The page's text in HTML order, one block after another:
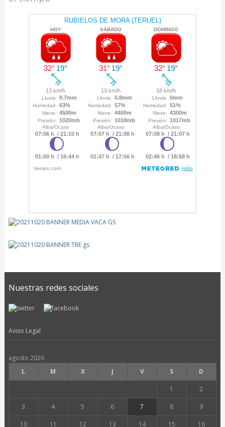
Nuestras redes sociales
Aviso Legal
agosto 2026
L
M X J V S D
1 2
3 4 5 6 7 8 9
10 11 12 13 14 15 16